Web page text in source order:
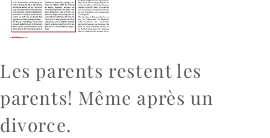
Les parents restent les
parents! Même après un
divorce.